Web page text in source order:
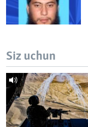
Siz uchun